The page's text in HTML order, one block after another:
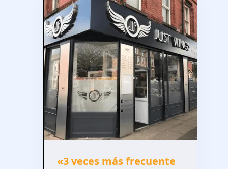
«3 veces más frecuente